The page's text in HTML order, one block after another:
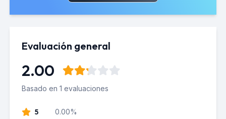
Evaluación general
2.00
Basado en 1 evaluaciones
5 0.00%